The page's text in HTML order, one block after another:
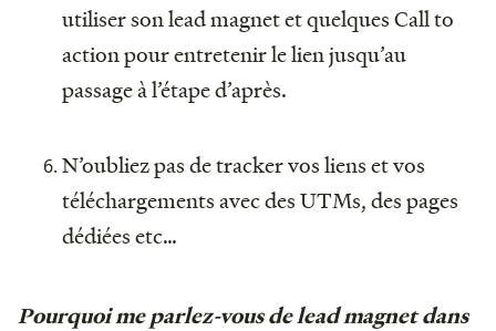
utiliser son lead magnet et quelques Call to
action pour entretenir le lien jusqu’au
passage à l’étape d’après.
N’oubliez pas de tracker vos liens et vos
téléchargements avec des UTMs, des pages
dédiées etc…
Pourquoi me parlez-vous de lead magnet dans